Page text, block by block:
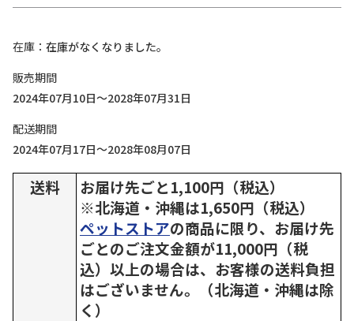
在庫
在庫がなくなりました。
販売期間
2024年07月10日～2028年07月31日
配送期間
2024年07月17日～2028年08月07日
送料
お届け先ごと1,100円（税込）
※北海道・沖縄は1,650円（税込）
ペットストアの商品に限り、お届け先
ごとのご注文金額が11,000円（税
込）以上の場合は、お客様の送料負担
はございません。（北海道・沖縄は除
く）